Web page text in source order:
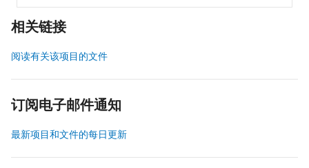
相关链接
阅读有关该项目的文件
订阅电子邮件通知
最新项目和文件的每日更新